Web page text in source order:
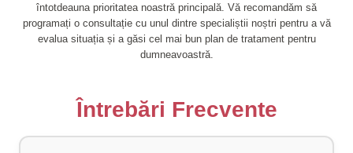
întotdeauna prioritatea noastră principală. Vă recomandăm să
programați o consultație cu unul dintre specialiștii noștri pentru a vă
evalua situația și a găsi cel mai bun plan de tratament pentru
dumneavoastră.
Întrebări Frecvente